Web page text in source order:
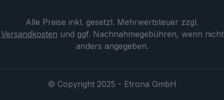
Alle Preise inkl. gesetzl. Mehrwertsteuer zzgl.
Versandkosten und ggf. Nachnahmegebühren, wenn nicht
anders angegeben.
© Copyright 2025 - Etrona GmbH